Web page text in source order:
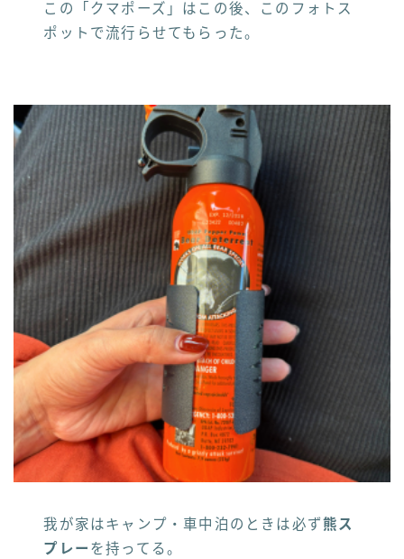
この「クマポーズ」はこの後、このフォトス
ポットで流行らせてもらった。
我が家はキャンプ・車中泊のときは必ず熊ス
プレー を持ってる。